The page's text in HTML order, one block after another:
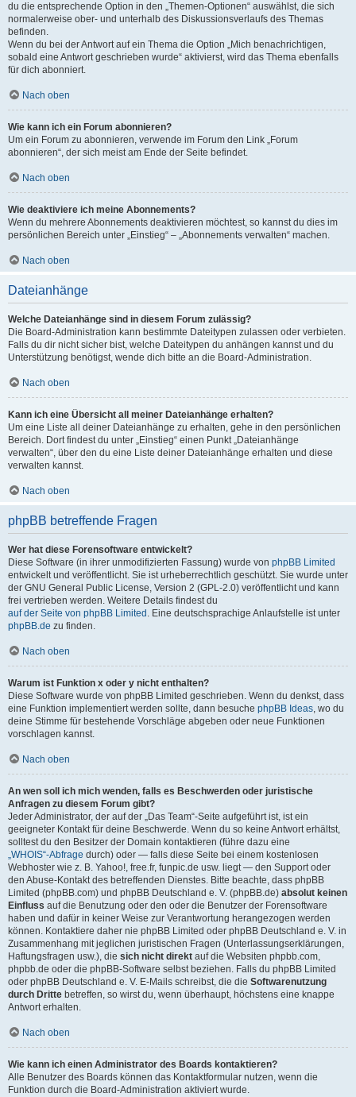
du die entsprechende Option in den „Themen-Optionen“ auswählst, die sich
normalerweise ober- und unterhalb des Diskussionsverlaufs des Themas
befinden.
Wenn du bei der Antwort auf ein Thema die Option „Mich benachrichtigen,
sobald eine Antwort geschrieben wurde“ aktivierst, wird das Thema ebenfalls
für dich abonniert.
Nach oben
Wie kann ich ein Forum abonnieren?
Um ein Forum zu abonnieren, verwende im Forum den Link „Forum
abonnieren“, der sich meist am Ende der Seite befindet.
Nach oben
Wie deaktiviere ich meine Abonnements?
Wenn du mehrere Abonnements deaktivieren möchtest, so kannst du dies im
persönlichen Bereich unter „Einstieg“ – „Abonnements verwalten“ machen.
Nach oben
Dateianhänge
Welche Dateianhänge sind in diesem Forum zulässig?
Die Board-Administration kann bestimmte Dateitypen zulassen oder verbieten.
Falls du dir nicht sicher bist, welche Dateitypen du anhängen kannst und du
Unterstützung benötigst, wende dich bitte an die Board-Administration.
Nach oben
Kann ich eine Übersicht all meiner Dateianhänge erhalten?
Um eine Liste all deiner Dateianhänge zu erhalten, gehe in den persönlichen
Bereich. Dort findest du unter „Einstieg“ einen Punkt „Dateianhänge
verwalten“, über den du eine Liste deiner Dateianhänge erhalten und diese
verwalten kannst.
Nach oben
phpBB betreffende Fragen
Wer hat diese Forensoftware entwickelt?
Diese Software (in ihrer unmodifizierten Fassung) wurde von phpBB Limited
entwickelt und veröffentlicht. Sie ist urheberrechtlich geschützt. Sie wurde unter
der GNU General Public License, Version 2 (GPL-2.0) veröffentlicht und kann
frei vertrieben werden. Weitere Details findest du
auf der Seite von phpBB Limited . Eine deutschsprachige Anlaufstelle ist unter
phpBB.de zu finden.
Nach oben
Warum ist Funktion x oder y nicht enthalten?
Diese Software wurde von phpBB Limited geschrieben. Wenn du denkst, dass
eine Funktion implementiert werden sollte, dann besuche phpBB Ideas, wo du
deine Stimme für bestehende Vorschläge abgeben oder neue Funktionen
vorschlagen kannst.
Nach oben
An wen soll ich mich wenden, falls es Beschwerden oder juristische
Anfragen zu diesem Forum gibt?
Jeder Administrator, der auf der „Das Team“-Seite aufgeführt ist, ist ein
geeigneter Kontakt für deine Beschwerde. Wenn du so keine Antwort erhältst,
solltest du den Besitzer der Domain kontaktieren (führe dazu eine
„WHOIS“-Abfrage durch) oder — falls diese Seite bei einem kostenlosen
Webhoster wie z. B. Yahoo!, free.fr, funpic.de usw. liegt — den Support oder
den Abuse-Kontakt des betreffenden Dienstes. Bitte beachte, dass phpBB
Limited (phpBB.com) und phpBB Deutschland e. V. (phpBB.de) absolut keinen
Einfluss auf die Benutzung oder den oder die Benutzer der Forensoftware
haben und dafür in keiner Weise zur Verantwortung herangezogen werden
können. Kontaktiere daher nie phpBB Limited oder phpBB Deutschland e. V. in
Zusammenhang mit jeglichen juristischen Fragen (Unterlassungserklärungen,
Haftungsfragen usw.), die sich nicht direkt auf die Websiten phpbb.com,
phpbb.de oder die phpBB-Software selbst beziehen. Falls du phpBB Limited
oder phpBB Deutschland e. V. E-Mails schreibst, die die Softwarenutzung
durch Dritte betreffen, so wirst du, wenn überhaupt, höchstens eine knappe
Antwort erhalten.
Nach oben
Wie kann ich einen Administrator des Boards kontaktieren?
Alle Benutzer des Boards können das Kontaktformular nutzen, wenn die
Funktion durch die Board-Administration aktiviert wurde.